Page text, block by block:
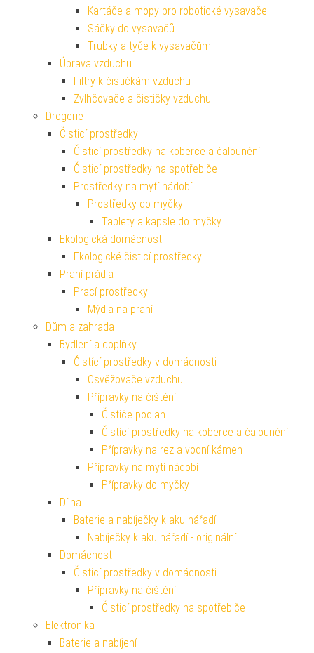
Kartáče a mopy pro robotické vysavače
Sáčky do vysavačů
Trubky a tyče k vysavačům
Úprava vzduchu
Filtry k čističkám vzduchu
Zvlhčovače a čističky vzduchu
Drogerie
Čisticí prostředky
Čisticí prostředky na koberce a čalounění
Čisticí prostředky na spotřebiče
Prostředky na mytí nádobí
Prostředky do myčky
Tablety a kapsle do myčky
Ekologická domácnost
Ekologické čisticí prostředky
Praní prádla
Prací prostředky
Mýdla na praní
Dům a zahrada
Bydlení a doplňky
Čistící prostředky v domácnosti
Osvěžovače vzduchu
Přípravky na čištění
Čističe podlah
Čistící prostředky na koberce a čalounění
Přípravky na rez a vodní kámen
Přípravky na mytí nádobí
Přípravky do myčky
Dílna
Baterie a nabíječky k aku nářadí
Nabíječky k aku nářadí - originální
Domácnost
Čisticí prostředky v domácnosti
Přípravky na čištění
Čisticí prostředky na spotřebiče
Elektronika
Baterie a nabíjení